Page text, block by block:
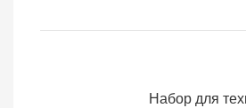
Набор для